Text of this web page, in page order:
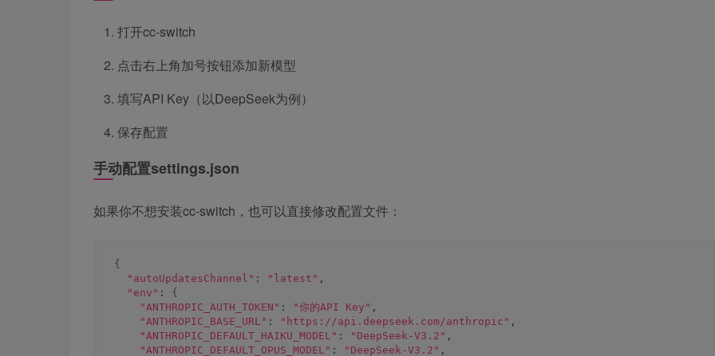
打开cc-switch
点击右上角加号按钮添加新模型
填写API Key（以DeepSeek为例）
保存配置
手动配置settings.json
如果你不想安装cc-switch，也可以直接修改配置文件：
{
"autoUpdatesChannel" : "latest" ,
"env" : {
"ANTHROPIC_AUTH_TOKEN" : "你的API Key" ,
"ANTHROPIC_BASE_URL" : "https://api.deepseek.com/anthropic" ,
"ANTHROPIC_DEFAULT_HAIKU_MODEL" : "DeepSeek-V3.2" ,
"ANTHROPIC_DEFAULT_OPUS_MODEL" : "DeepSeek-V3.2" ,